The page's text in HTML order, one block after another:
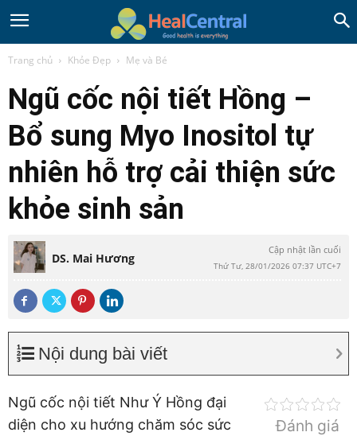
Trang chủ Khỏe Đẹp Mẹ và Bé
Ngũ cốc nội tiết Hồng –
Bổ sung Myo Inositol tự
nhiên hỗ trợ cải thiện sức
khỏe sinh sản
DS. Mai Hương
Cập nhật lần cuối
Thứ Tư, 28/01/2026 07:37 UTC+7
Nội dung bài viết
Đánh giá
Ngũ cốc nội tiết Như Ý Hồng đại
diện cho xu hướng chăm sóc sức